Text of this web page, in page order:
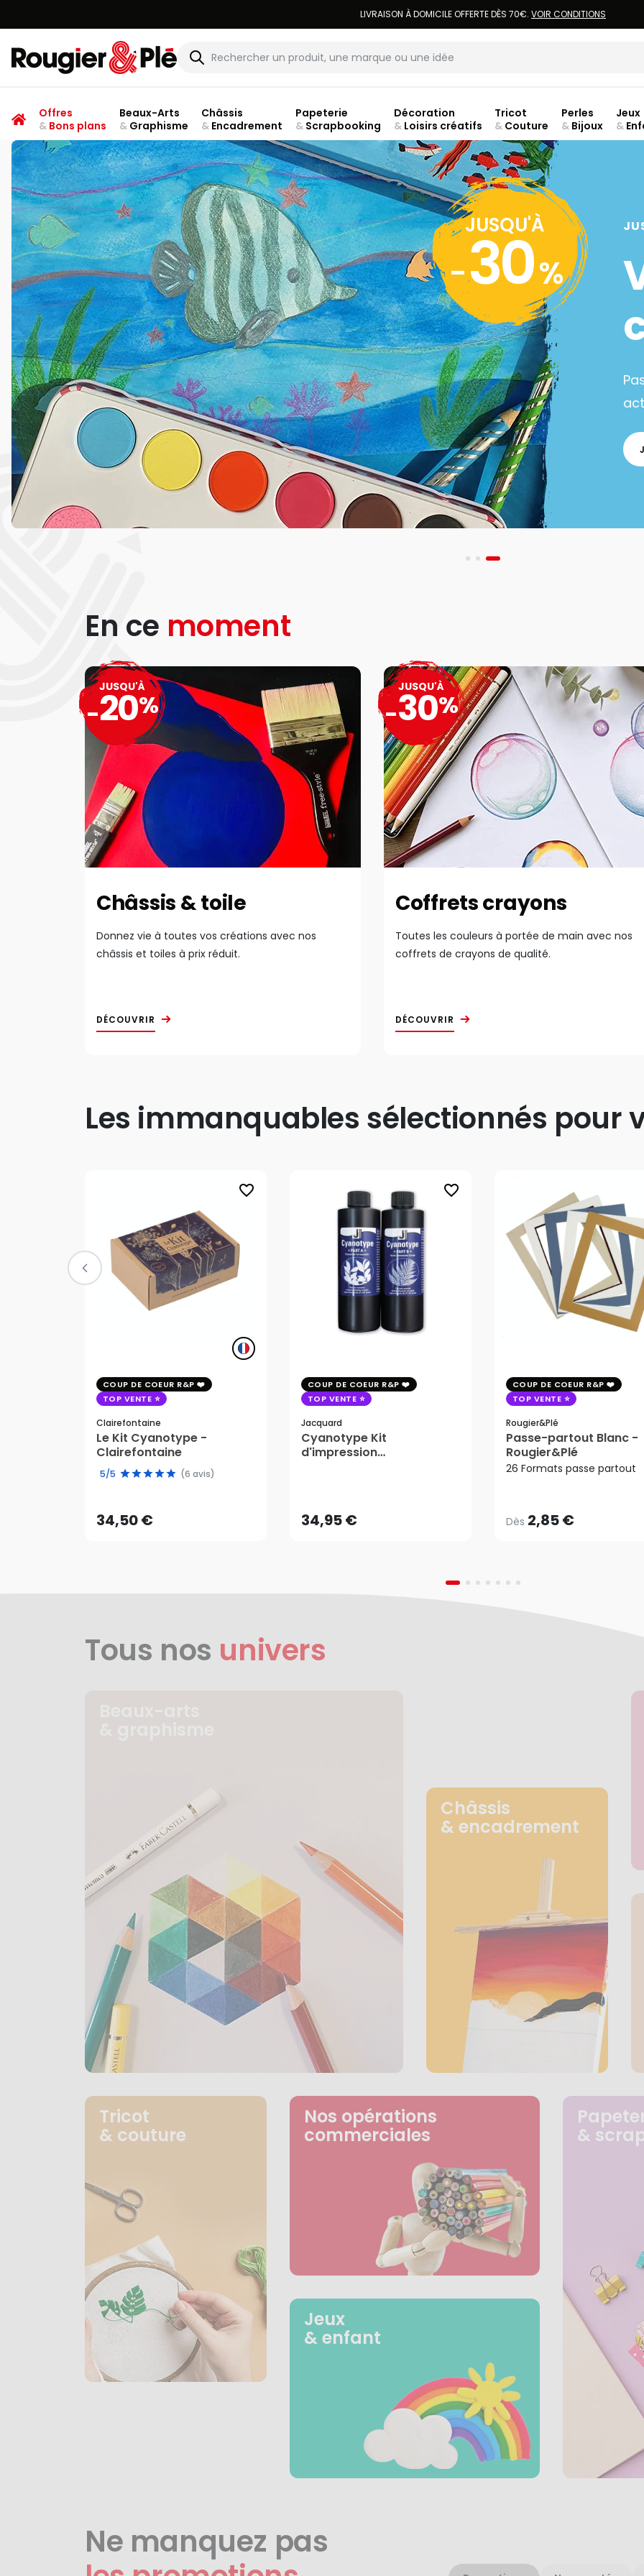
LIVRAISON À DOMICILE OFFERTE DÈS 70€. VOIR CONDITIONS
Rougier & Plé
Offres
&Bons plans
Beaux-Arts
&Graphisme
Châssis
&Encadrement
Papeterie
&Scrapbooking
Décoration
&Loisirs créatifs
Tricot
& Couture
Perles
& Bijoux
Jeux
&
JUSQU'À
-30%
En ce moment
Châssis & toile
Donnez vie à toutes vos créations avec nos
châssis et toiles à prix réduit.
DÉCOUVRIR
JUSQU'À
-20%
Coffrets crayons
Toutes les couleurs à portée de main avec nos
coffrets de crayons de qualité.
DÉCOUVRIR
JUSQU'À
-30%
Les immanquables sélectionnés pour
favorite_border
COUP DE COEUR R&P
TOP VENTE
Clairefontaine
Le Kit Cyanotype -
Clairefontaine
5/5 (6 avis)
34,50 €
34,50 €
AJOUTER AU PANIER
favorite_border
COUP DE COEUR R&P
TOP VENTE
Jacquard
Cyanotype Kit
d'impression
34,95 €AJOUTER AU PANIER
COUP DE COEUR R&P
TOP VENTE
Rougier&plé
Passe-partout Blanc -
Rougier&Plé
26 Formats passe partout
Dès 2,85 €
Dès2,85 €
Tous nos univers
Châssis
& encadrement
Tricot
& couture
Nos opérations
commerciales
Jeux
& enfant
&
Ne manquez pas